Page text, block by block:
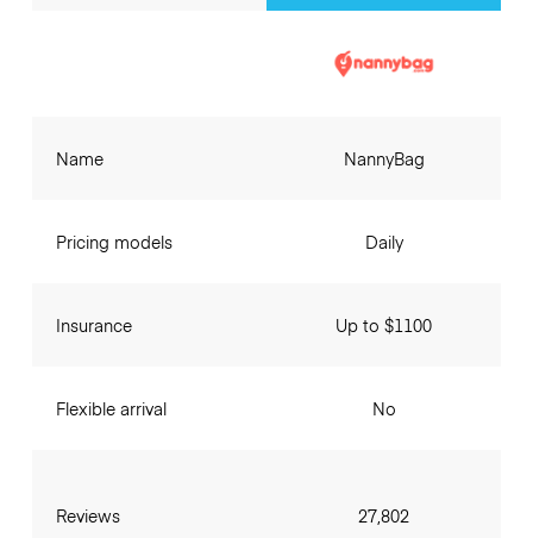
Name
Pricing models
Insurance
Flexible arrival
Reviews
NannyBag
Daily
Up to $1100
No
27,802